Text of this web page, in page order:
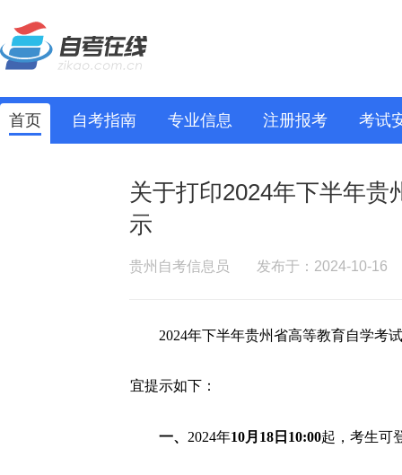
首页 自考指南 专业信息 注册报考 考试
关于打印2024年下半年
示
贵州自考信息员 发布于：2024-10-16
2024年下半年贵州省高等教育自学考
宜提示如下：
一、 2024年10月18日10:00起，考生可